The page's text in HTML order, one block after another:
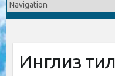
Инглиз